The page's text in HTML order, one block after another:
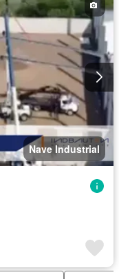
Nave Industrial